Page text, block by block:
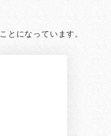
とになっています。